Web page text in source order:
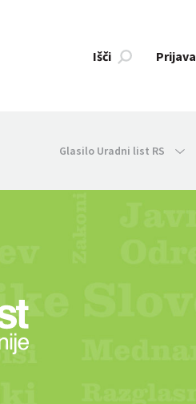
Išči Prijava
Glasilo Uradni list RS